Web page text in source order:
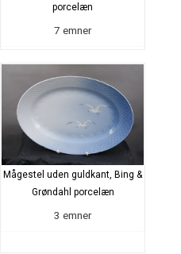
porcelæn
7 emner
Mågestel uden guldkant, Bing &
Grøndahl porcelæn
3 emner